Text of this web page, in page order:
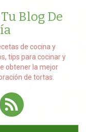
Blog De
de cocina y
tips para cocinar y
obtener la mejor
de tortas.